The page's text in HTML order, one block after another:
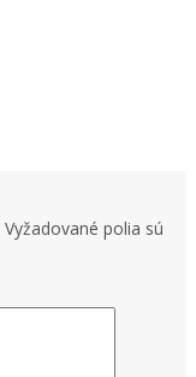
Vyžadované polia sú